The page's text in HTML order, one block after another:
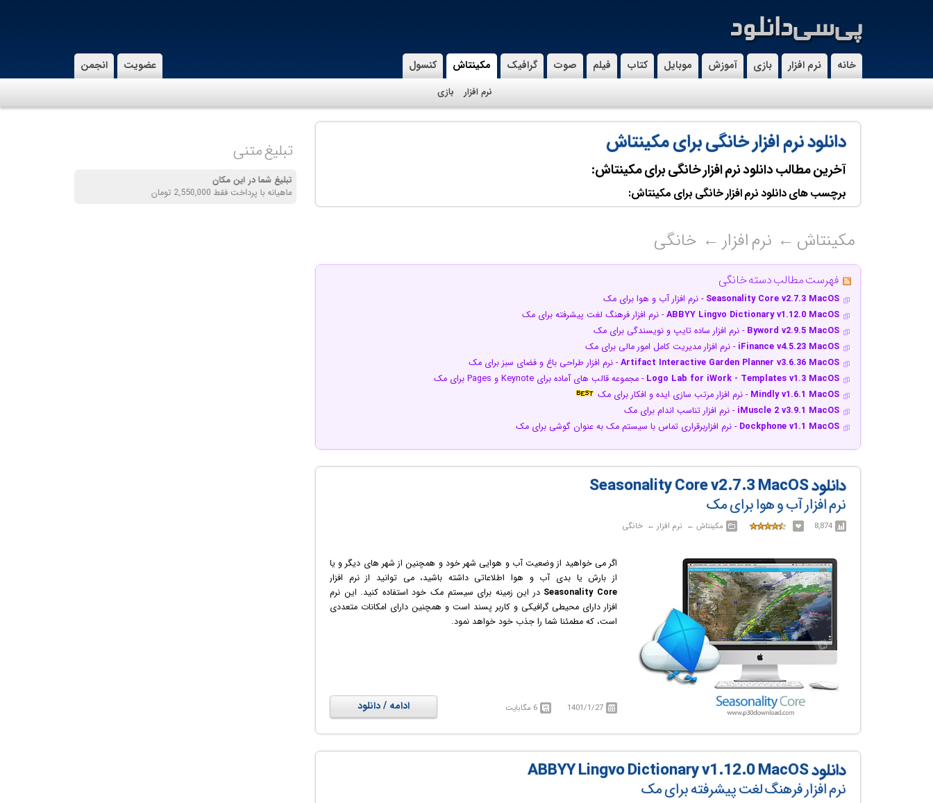
خانه نرم افزار بازی آموزش موبایل کتاب فیلم صوت گرافیک مکینتاش
نرم افزار بازی
کنسول انجمن عضویت
دانلود نرم افزار خانگی برای مکینتاش
آخرین مطالب دانلود نرم افزار خانگی برای مکینتاش:
برچسب های دانلود نرم افزار خانگی برای مکینتاش:
مکینتاش نرم افزار خانگی
فهرست مطالب دسته خانگی
Seasonality Core v2.7.3 MacOS - نرم افزار آب و هوا برای مک
ABBYY Lingvo Dictionary v1.12.0 MacOS- نرم افزار فرهنگ لغت پیشرفته برای مک
Byword v2.9.5 MacOS - نرم افزار ساده تایپ و نویسندگی برای مک
iFinance v4.5.23 MacOS - نرم افزار مدیریت کامل امور مالی برای مک
Artifact Interactive Garden Planner v3.6.36 MacOS- نرم افزار طراحی باغ و فضای سبز برای مک
Logo Lab for iWork - Templates v1.3 MacOS - مجموعه قالب های آماده برای Keynote و Pages برای مک
Mindly v1.6.1 MacOS - نرم افزار مرتب سازی ایده و افکار برای مک
iMuscle 2 v3.9.1 MacOS - نرم افزار تناسب اندام برای مک
Dockphone v1.1 MacOS - نرم افزاربرقراری تماس با سیستم مک به عنوان گوشی برای مک
دانلود Seasonality Core v2.7.3 MacOS
نرم افزار آب و هوا برای مک
8,874 مکینتاش‎ ← ‏ نرم افزار‎ ← ‏ خانگی
اگر می خواهید از وضعیت آب و هوایی شهر خود و همچنین از شهر های دیگر و یا
از بارش یا بدی آب و هوا اطلاعاتی داشته باشید، می توانید از نرم افزار
Seasonality Core در این زمینه برای سیستم مک خود استفاده کنید. این نرم
افزار دارای محیطی گرافیکی و کاربر پسند است و همچنین دارای امکانات متعددی
است، که مطمئنا شما را جذب خود خواهد نمود.
1401/1/27 6 مگابایت ادامه / دانلود
دانلود ABBYY Lingvo Dictionary v1.12.0 MacOS
نرم افزار فرهنگ لغت پیشرفته برای مک
تبلیغ متنی
تبلیغ شما در این مکان
ماهیانه با پرداخت فقط 2,550,000 تومان